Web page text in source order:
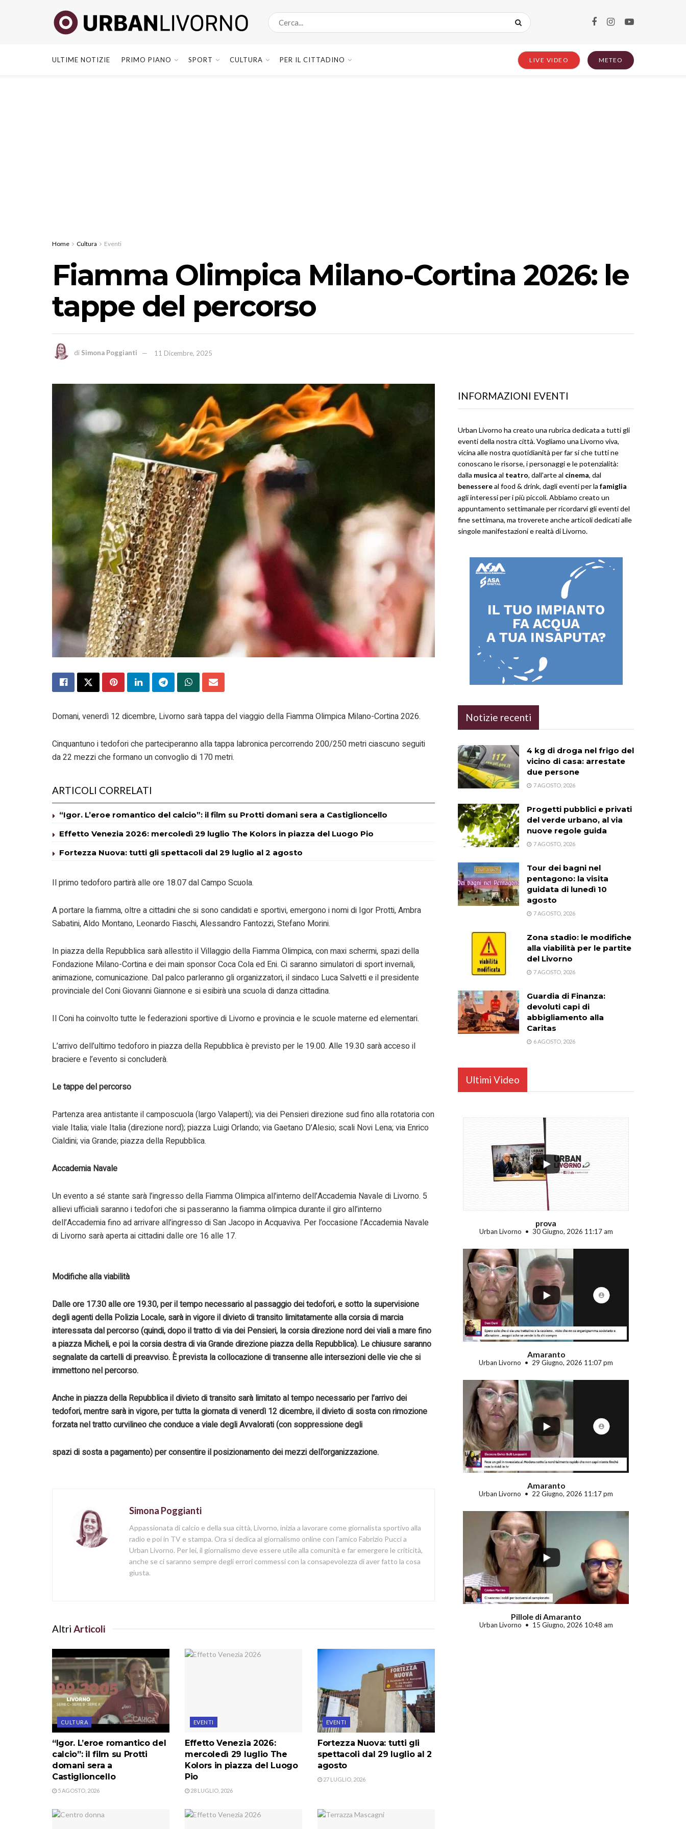
ULTIME NOTIZIE PRIMO PIANO SPORT CULTURA PER IL CITTADINO LIVE VIDEO METEO
Home Cultura Eventi
Fiamma Olimpica Milano-Cortina 2026: le
tappe del percorso
di Simona Poggianti 11 Dicembre, 2025
Domani, venerdì 12 dicembre, Livorno sarà tappa del viaggio della Fiamma Olimpica Milano-Cortina 2026.
Cinquantuno i tedofori che parteciperanno alla tappa labronica percorrendo 200/250 metri ciascuno seguiti
da 22 mezzi che formano un convoglio di 170 metri.
ARTICOLI CORRELATI
“Igor. L’eroe romantico del calcio”: il film su Protti domani sera a Castiglioncello
Effetto Venezia 2026: mercoledì 29 luglio The Kolors in piazza del Luogo Pio
Fortezza Nuova: tutti gli spettacoli dal 29 luglio al 2 agosto
Il primo tedoforo partirà alle ore 18.07 dal Campo Scuola.
A portare la fiamma, oltre a cittadini che si sono candidati e sportivi, emergono i nomi di Igor Protti, Ambra
Sabatini, Aldo Montano, Leonardo Fiaschi, Alessandro Fantozzi, Stefano Morini.
In piazza della Repubblica sarà allestito il Villaggio della Fiamma Olimpica, con maxi schermi, spazi della
Fondazione Milano-Cortina e dei main sponsor Coca Cola ed Eni. Ci saranno simulatori di sport invernali,
animazione, comunicazione. Dal palco parleranno gli organizzatori, il sindaco Luca Salvetti e il presidente
provinciale del Coni Giovanni Giannone e si esibirà una scuola di danza cittadina.
Il Coni ha coinvolto tutte le federazioni sportive di Livorno e provincia e le scuole materne ed elementari.
L’arrivo dell’ultimo tedoforo in piazza della Repubblica è previsto per le 19.00. Alle 19.30 sarà acceso il
braciere e l’evento si concluderà.
Le tappe del percorso
Partenza area antistante il camposcuola (largo Valaperti); via dei Pensieri direzione sud fino alla rotatoria con
viale Italia; viale Italia (direzione nord); piazza Luigi Orlando; via Gaetano D’Alesio; scali Novi Lena; via Enrico
Cialdini; via Grande; piazza della Repubblica.
Accademia Navale
Un evento a sé stante sarà l’ingresso della Fiamma Olimpica all’interno dell’Accademia Navale di Livorno. 5
allievi ufficiali saranno i tedofori che si passeranno la fiamma olimpica durante il giro all’interno
dell’Accademia fino ad arrivare all’ingresso di San Jacopo in Acquaviva. Per l’occasione l’Accademia Navale
di Livorno sarà aperta ai cittadini dalle ore 16 alle 17.
Modifiche alla viabilità
Dalle ore 17.30 alle ore 19.30, per il tempo necessario al passaggio dei tedofori, e sotto la supervisione
degli agenti della Polizia Locale, sarà in vigore il divieto di transito limitatamente alla corsia di marcia
interessata dal percorso (quindi, dopo il tratto di via dei Pensieri, lacorsia direzione norddei viali a mare fino
a piazza Micheli, e poi la corsia destra di via Grande direzione piazza della Repubblica). Le chiusure saranno
segnalate da cartelli di preavviso. È prevista la collocazione di transenne alle intersezioni delle vie che si
immettono nel percorso.
Anche in piazza della Repubblica il divieto di transito sarà limitato al tempo necessario per l’arrivo dei
tedofori, mentre sarà in vigore, per tutta la giornata di venerdì 12 dicembre, il divieto di sosta con rimozione
forzata nel tratto curvilineo che conduce a viale degli Avvalorati (con soppressione degli
spazi di sosta a pagamento) per consentire il posizionamento dei mezzi dell’organizzazione.
Simona Poggianti
Appassionata di calcio e della sua città, Livorno, inizia a lavorare come giornalista sportivo alla
radio e poi in TV e stampa. Ora si dedica al giornalismo online con l'amico Fabrizio Pucci a
Urban Livorno. Per lei, il giornalismo deve essere utile alla comunità e far emergere le criticità,
anche se ci saranno sempre degli errori commessi con la consapevolezza di aver fatto la cosa
giusta.
Altri Articoli
CULTURA
“Igor. L’eroe romantico del
calcio”: il film su Protti
domani sera a
Castiglioncello
5 AGOSTO, 2026
EVENTI
Effetto Venezia 2026:
mercoledì 29 luglio The
Kolors in piazza del Luogo
Pio
28 LUGLIO, 2026
EVENTI
Fortezza Nuova: tutti gli
spettacoli dal 29 luglio al 2
agosto
27 LUGLIO, 2026
INFORMAZIONI EVENTI
Urban Livorno ha creato una rubrica dedicata a tutti gli
eventi della nostra città. Vogliamo una Livorno viva,
vicina alle nostra quotidianità per far si che tutti ne
conoscano le risorse, i personaggi e le potenzialità:
dalla musica al teatro, dall'arte al cinema, dal
benessereal food & drink, dagli eventi per la famiglia
agli interessi per i più piccoli. Abbiamo creato un
appuntamento settimanale per ricordarvi gli eventi del
fine settimana, ma troverete anche articoli dedicati alle
singole manifestazioni e realtà di Livorno.
Notizie recenti
4 kg di droga nel frigo del
vicino di casa: arrestate
due persone
7 AGOSTO, 2026
Progetti pubblici e privati
del verde urbano, al via
nuove regole guida
7 AGOSTO, 2026
Tour dei bagni nel
pentagono: la visita
guidata di lunedì 10
agosto
7 AGOSTO, 2026
Zona stadio: le modifiche
alla viabilità per le partite
del Livorno
7 AGOSTO, 2026
Guardia di Finanza:
devoluti capi di
abbigliamento alla
Caritas
6 AGOSTO, 2026
Ultimi Video
...
prova
Urban Livorno 30 Giugno, 2026 11:17 am
...
Amaranto
Urban Livorno 29 Giugno, 2026 11:07 pm
...
Amaranto
Urban Livorno 22 Giugno, 2026 11:17 pm
Pillole di Amaranto
Urban Livorno 15 Giugno, 2026 10:48 am